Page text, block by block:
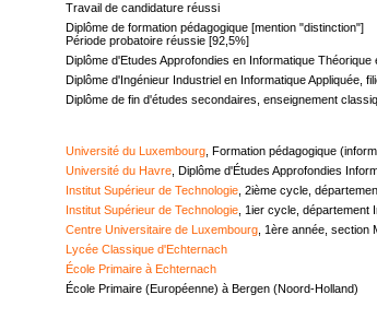
Travail de candidature réussi
Diplôme de formation pédagogique [mention "distinction"]
Période probatoire réussie [92,5%]
Diplôme d'Etudes Approfondies en Informatique
Diplôme d'Ingénieur Industriel en Informatique Appliquée,
Diplôme de fin d'études secondaires, enseignement
Université du Luxembourg , Formation pédagogique
Université du Havre , Diplôme d'Études Approfondies
Institut Supérieur de Technologie , 2ième cycle,
Institut Supérieur de Technologie , 1ier cycle, département
Centre Universitaire de Luxembourg , 1ère année, section
Lycée Classique d'Echternach
École Primaire à Echternach
École Primaire (Européenne) à Bergen (Noord-Holland)